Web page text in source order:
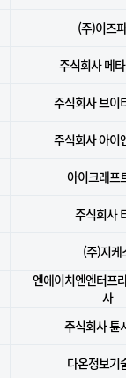
(주)이즈
주식회사 메
주식회사 브이
주식회사 아이
아이크래프
주식회사
(주)지케
엔에이치엔엔터프
사
주식회사 튠
다온정보기